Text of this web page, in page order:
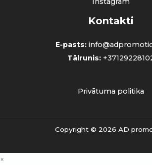
Kontakti
E-pasts:
Tālrunis:
Privātuma politika
Copyright © 2026 AD
×